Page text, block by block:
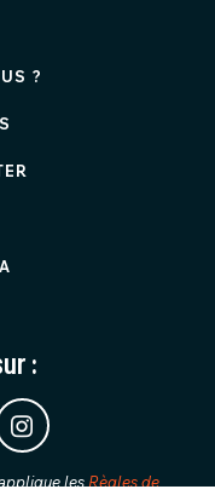
?
:
lesRègles de